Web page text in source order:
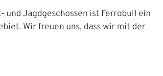
und Jagdgeschossen ist Ferrobull ein
Wir freuen uns, dass wir mit der